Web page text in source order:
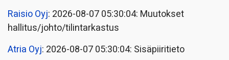
Raisio Oyj: 2026-08-07 05:30:04: Muutokset
hallitus/johto/tilintarkastus
Atria Oyj: 2026-08-07 05:30:04: Sisäpiiritieto